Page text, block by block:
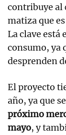
contribuye al
matiza que
La clave está
consumo, ya
desprenden
El proyecto
año, ya que
próximo
mayo, y